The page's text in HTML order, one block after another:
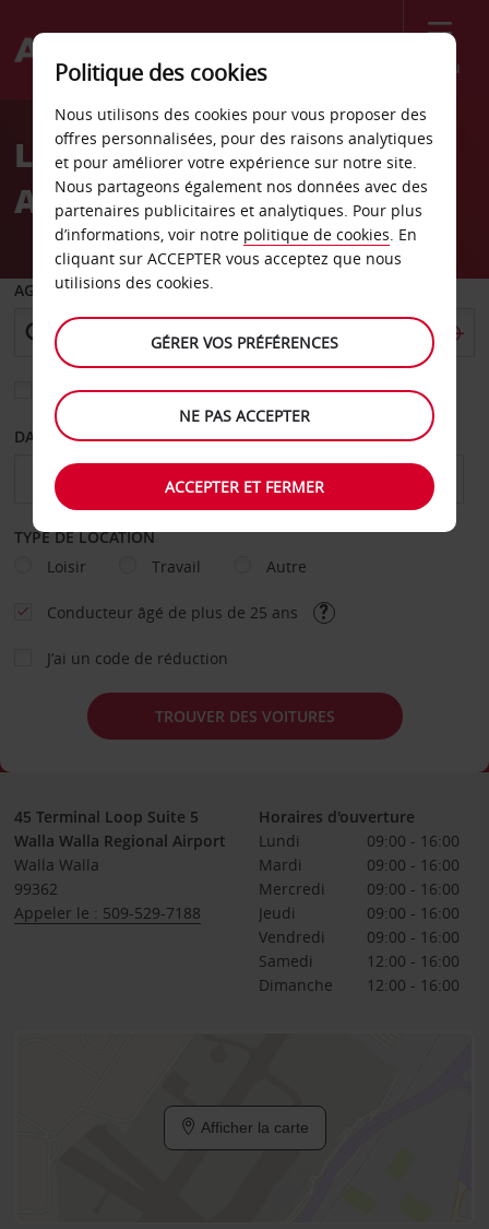
Menu
Welcome
AvisLocation de voiture
Aéroport de Walla Walla
AGENCE DE DÉPART
Sélectionnez une autre agence de retour
DATE DE DÉPART DATE DE RETOUR
TYPE DE LOCATION
Loisir
Travail Autre
Conducteur âgé de plus de 25 ans
J’ai un code de réduction
TROUVER DES VOITURES
45 Terminal Loop Suite 5
Walla Walla Regional Airport
Walla Walla
99362
Appeler le : 509-529-7188
Horaires d'ouverture
Lundi
09:00 - 16:00
Mardi
09:00 - 16:00
Mercredi
09:00 - 16:00
Jeudi
09:00 - 16:00
Vendredi
09:00 - 16:00
Samedi
12:00 - 16:00
Dimanche
12:00 - 16:00
Afficher la carte
Politique des cookies
Nous utilisons des cookies pour vous proposer des
offres personnalisées, pour des raisons analytiques
et pour améliorer votre expérience sur notre site.
Nous partageons également nos données avec des
partenaires publicitaires et analytiques. Pour plus
d’informations, voir notre politique de cookies. En
cliquant sur ACCEPTER vous acceptez que nous
utilisions des cookies.
GÉRER VOS PRÉFÉRENCES
NE PAS ACCEPTER
ACCEPTER ET FERMER